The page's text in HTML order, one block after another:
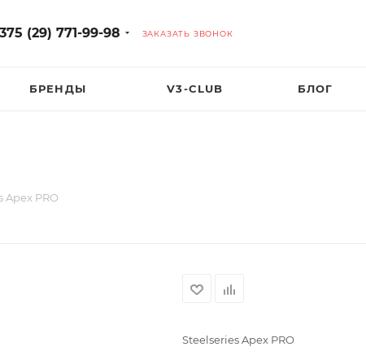
(29) 771-99-98 ЗАКАЗАТЬ ЗВОНОК
БРЕНДЫ V3-CLUB БЛОГ
Apex PRO
Steelseries Apex PRO